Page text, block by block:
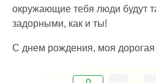
окружающие тебя люди будут
задорными, как и ты!
С днем рождения, моя дорогая